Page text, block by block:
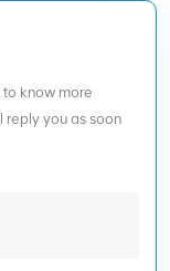
know more
reply you as soon